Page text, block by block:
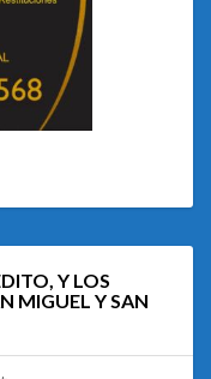
Y LOS
MIGUEL Y SAN